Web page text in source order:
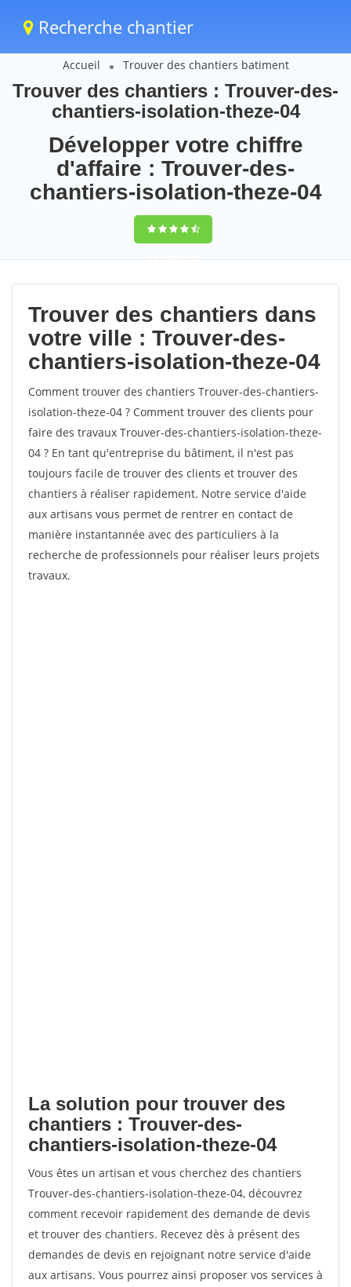
Recherche chantier
Accueil Trouver des chantiers batiment
Trouver des chantiers : Trouver-des-
chantiers-isolation-theze-04
Développer votre chiffre
d'affaire : Trouver-des-
chantiers-isolation-theze-04
9,5(100%)92
votes
Trouver des chantiers dans
votre ville : Trouver-des-
chantiers-isolation-theze-04
Comment trouver des chantiers Trouver-des-chantiers-
isolation-theze-04 ? Comment trouver des clients pour
faire des travaux Trouver-des-chantiers-isolation-theze-
04 ? En tant qu'entreprise du bâtiment, il n'est pas
toujours facile de trouver des clients et trouver des
chantiers à réaliser rapidement. Notre service d'aide
aux artisans vous permet de rentrer en contact de
manière instantannée avec des particuliers à la
recherche de professionnels pour réaliser leurs projets
travaux.
La solution pour trouver des
chantiers : Trouver-des-
chantiers-isolation-theze-04
Vous êtes un artisan et vous cherchez des chantiers
Trouver-des-chantiers-isolation-theze-04, découvrez
comment recevoir rapidement des demande de devis
et trouver des chantiers. Recevez dès à présent des
demandes de devis en rejoignant notre service d'aide
aux artisans. Vous pourrez ainsi proposer vos services à